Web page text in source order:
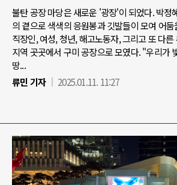
불탄 공장 마당은 새로운 '광장'이 되었다. 박정
의 곁으로 색색의 응원봉과 깃발들이 모여 어
직장인, 여성, 청년, 해고노동자, 그리고 또 다
지역 곳곳에서 구미 공장으로 모였다. "우리가
땅...
류민 기자
2025.01.11. 11:27